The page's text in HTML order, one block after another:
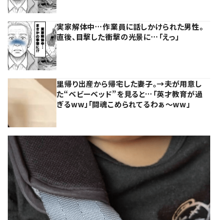
実家解体中…作業員に話しかけられた男性。
直後、目撃した衝撃の光景に…「えっ」
里帰り出産から帰宅した妻子。→夫が用意し
た“ベビーベッド”を見ると…「英才教育が過
ぎるww」「闘魂こめられてるわぁ～ww」